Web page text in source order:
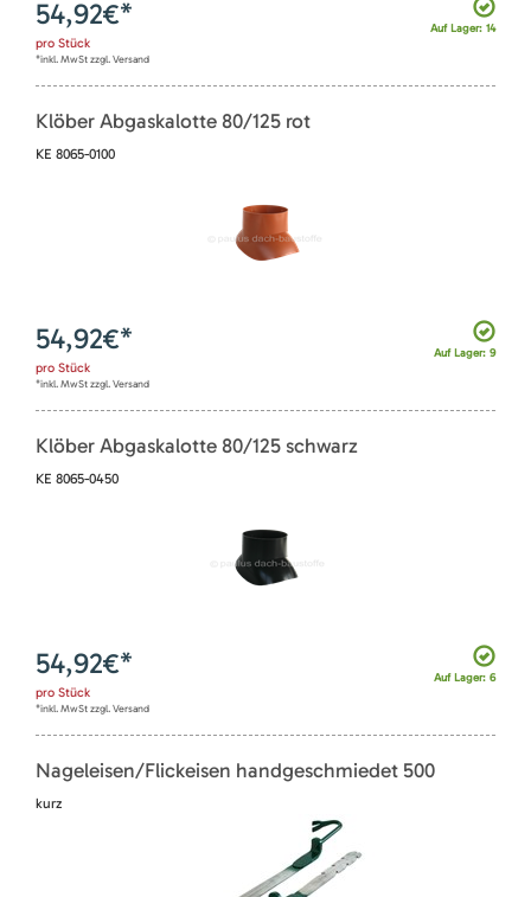
Auf Lager: 14
54,92€*
pro Stück
*inkl. MwSt zzgl. Versand
Klöber Abgaskalotte 80/125 rot
KE 8065-0100
Auf Lager: 9
54,92€*
pro Stück
*inkl. MwSt zzgl. Versand
Klöber Abgaskalotte 80/125 schwarz
KE 8065-0450
Auf Lager: 6
54,92€*
pro Stück
*inkl. MwSt zzgl. Versand
Nageleisen/Flickeisen handgeschmiedet 500
kurz